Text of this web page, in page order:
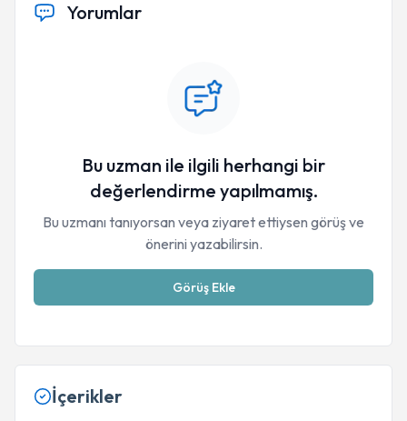
Yorumlar
Bu uzman ile ilgili herhangi bir
değerlendirme yapılmamış.
Bu uzmanı tanıyorsan veya ziyaret ettiysen görüş ve
önerini yazabilirsin.
Görüş Ekle
İçerikler